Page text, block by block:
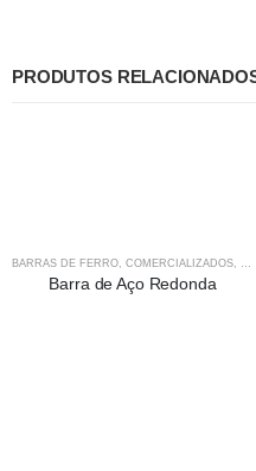
PRODUTOS
BARRAS DE FERRO, COMERCIALIZADOS,
Barra de Aço Redonda